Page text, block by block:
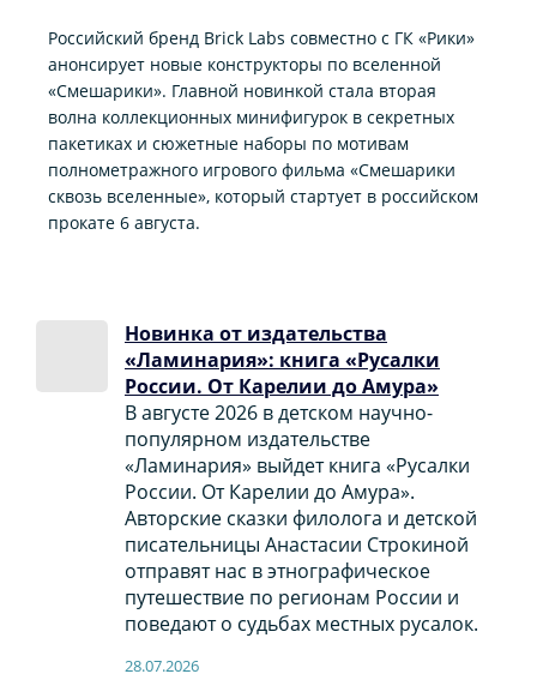
Российский бренд Brick Labs совместно с ГК «Рики»
анонсирует новые конструкторы по вселенной
«Смешарики». Главной новинкой стала вторая
волна коллекционных минифигурок в секретных
пакетиках и сюжетные наборы по мотивам
полнометражного игрового фильма «Смешарики
сквозь вселенные», который стартует в российском
прокате 6 августа.
Новинка от издательства
«Ламинария»: книга «Русалки
России. От Карелии до Амура»
В августе 2026 в детском научно-
популярном издательстве
«Ламинария» выйдет книга «Русалки
России. От Карелии до Амура».
Авторские сказки филолога и детской
писательницы Анастасии Строкиной
отправят нас в этнографическое
путешествие по регионам России и
поведают о судьбах местных русалок.
28.07.2026